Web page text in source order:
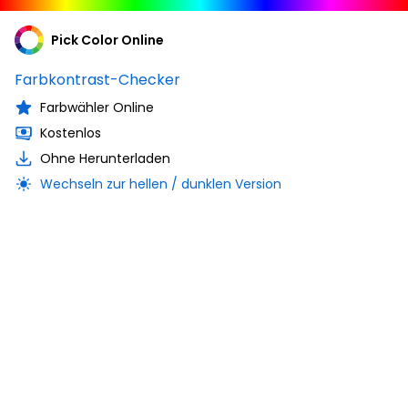
Pick Color Online
Farbkontrast-Checker
Farbwähler Online
Kostenlos
Ohne Herunterladen
Wechseln zur hellen / dunklen Version